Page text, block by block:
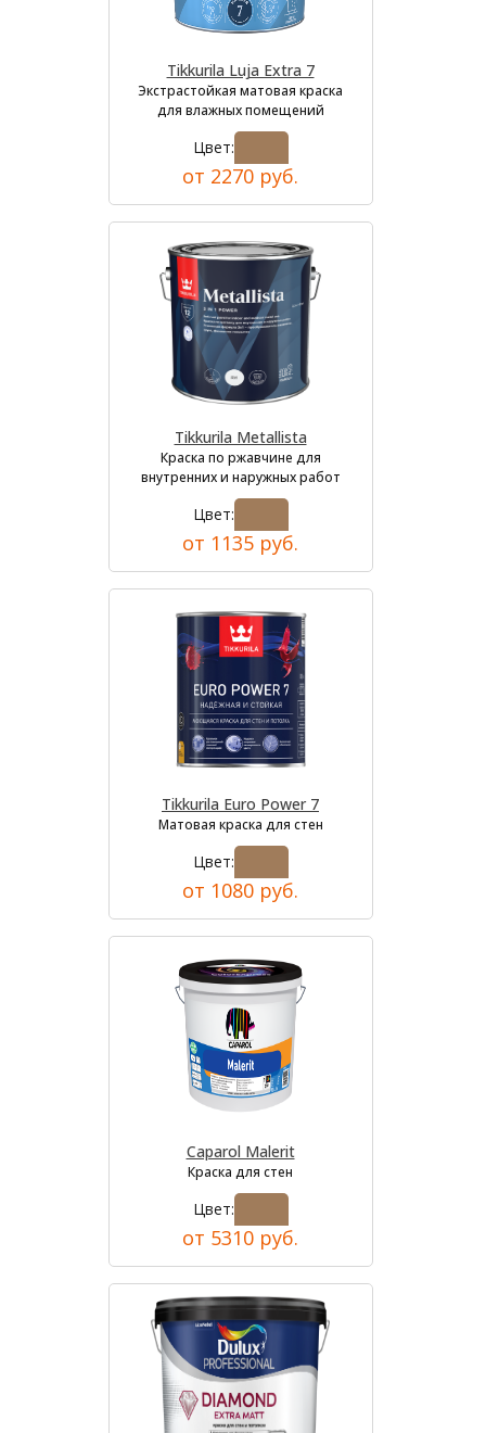
Tikkurila Luja Extra 7
Экстрастойкая матовая краска
для влажных помещений
Цвет:
от 2270 руб.
Tikkurila Metallista
Краска по ржавчине для
внутренних и наружных работ
Цвет:
от 1135 руб.
Tikkurila Euro Power 7
Матовая краска для стен
Цвет:
от 1080 руб.
Caparol Malerit
Краска для стен
Цвет:
от 5310 руб.